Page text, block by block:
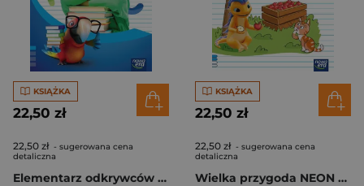
KSIĄŻKA
22,50 zł
22,50 zł - sugerowana cena
detaliczna
Elementarz odkrywców NEON klasa 2 część 1 zeszyt ćwiczeń zintegrowanych EDYCJA 2024-2026
KSIĄŻKA
22,50 zł
22,50 zł - sugerowana cena
detaliczna
Wielka przygoda NEON klasa 2 część 2 Zeszyt ćwiczeń zintegrowanych EDYCJA 2024-2026